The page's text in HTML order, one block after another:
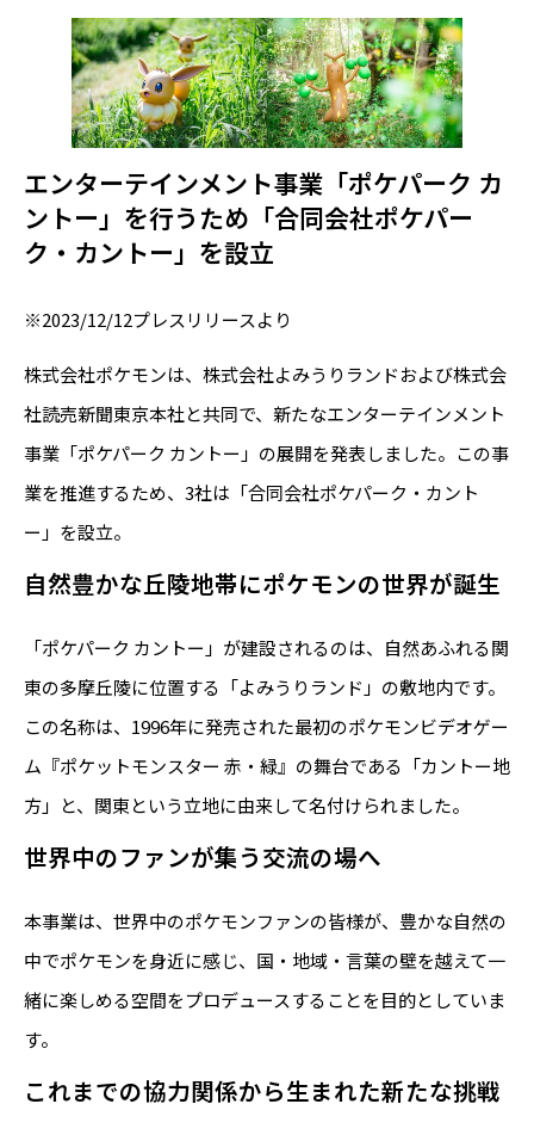
エンターテインメント事業「ポケパーク カ
ントー」を行うため「合同会社ポケパー
ク・カントー」を設立
※2023/12/12プレスリリースより
株式会社ポケモンは、株式会社よみうりランドおよび株式会
社読売新聞東京本社と共同で、新たなエンターテインメント
事業「ポケパーク カントー」の展開を発表しました。この事
業を推進するため、3社は「合同会社ポケパーク・カント
ー」を設立。
自然豊かな丘陵地帯にポケモンの世界が誕生
「ポケパーク カントー」が建設されるのは、自然あふれる関
東の多摩丘陵に位置する「よみうりランド」の敷地内です。
この名称は、1996年に発売された最初のポケモンビデオゲー
ム『ポケットモンスター 赤・緑』の舞台である「カントー地
方」と、関東という立地に由来して名付けられました。
世界中のファンが集う交流の場へ
本事業は、世界中のポケモンファンの皆様が、豊かな自然の
中でポケモンを身近に感じ、国・地域・言葉の壁を越えて一
緒に楽しめる空間をプロデュースすることを目的としていま
す。
これまでの協力関係から生まれた新たな挑戦